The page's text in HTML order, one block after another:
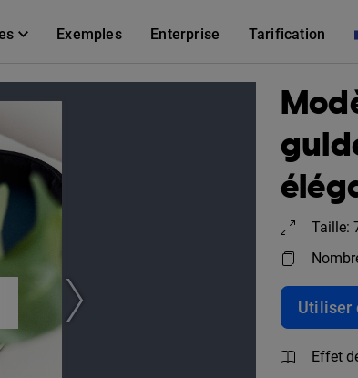
Exemples Enterprise Tarification
Taille:
Utiliser
Effet